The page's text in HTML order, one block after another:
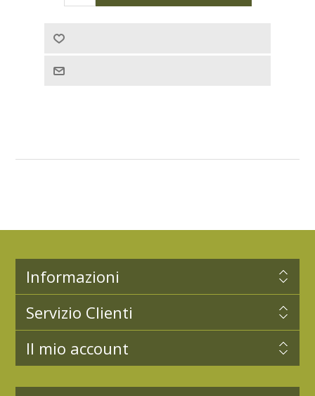
Informazioni
Servizio Clienti
Il mio account